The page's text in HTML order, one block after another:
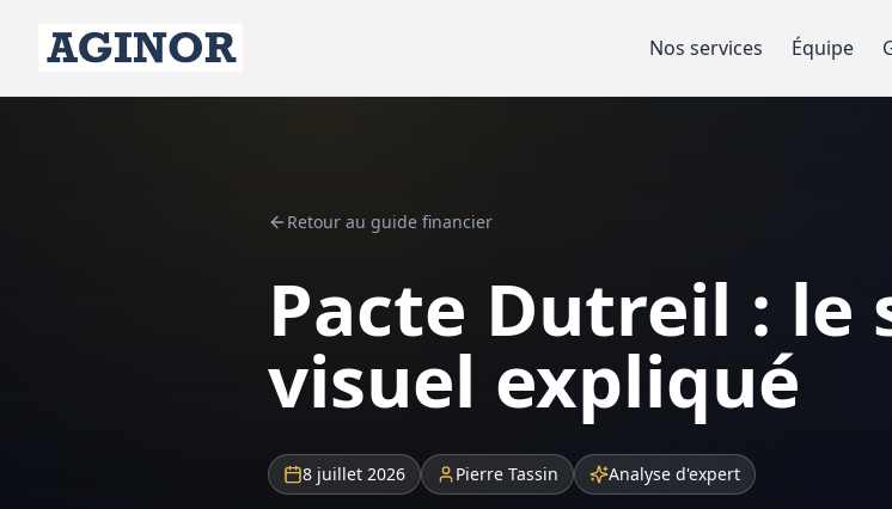
Nos services Équipe
Retour au guide financier
Pacte Dutreil : le
visuel expliqué
8 juillet 2026 Pierre Tassin Analyse d'expert